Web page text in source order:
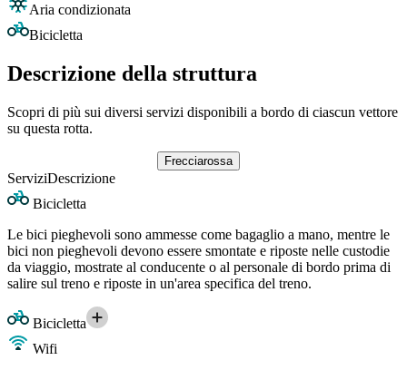
Aria condizionata
Bicicletta
Descrizione della struttura
Scopri di più sui diversi servizi disponibili a bordo di ciascun vettore
su questa rotta.
Frecciarossa
ServiziDescrizione
Bicicletta
Le bici pieghevoli sono ammesse come bagaglio a mano, mentre le
bici non pieghevoli devono essere smontate e riposte nelle custodie
da viaggio, mostrate al conducente o al personale di bordo prima di
salire sul treno e riposte in un'area specifica del treno.
Bicicletta
Wifi